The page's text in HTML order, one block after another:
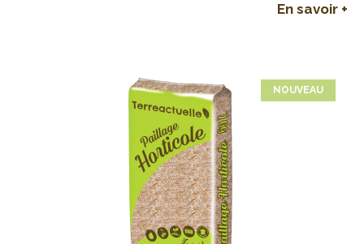
En savoir +
NOUVEAU